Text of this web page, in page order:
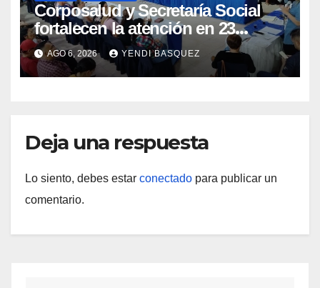
Corposalud y Secretaría Social
fortalecen la atención en 23
municipios
AGO 6, 2026 YENDI BASQUEZ
Deja una respuesta
Lo siento, debes estar conectado para publicar un
comentario.